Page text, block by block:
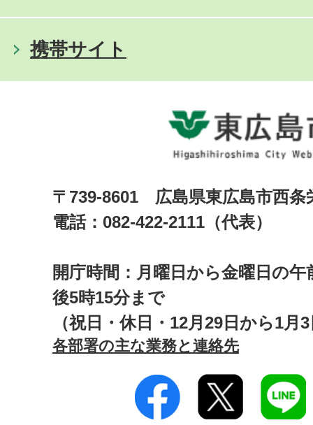
携帯サイト
〒739-8601 広島県東広島市西
電話：082-422-2111（代表）
開庁時間：月曜日から金曜日の午
後5時15分まで
（祝日・休日・12月29日から1月
各部署の主な業務と連絡先